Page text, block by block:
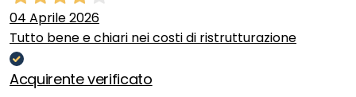
04 Aprile 2026
Tutto bene e chiari nei costi di ristrutturazione
Acquirente verificato